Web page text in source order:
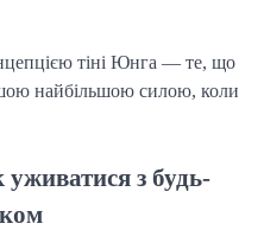
тіні Юнга — те, що
найбільшою силою, коли
з будь-